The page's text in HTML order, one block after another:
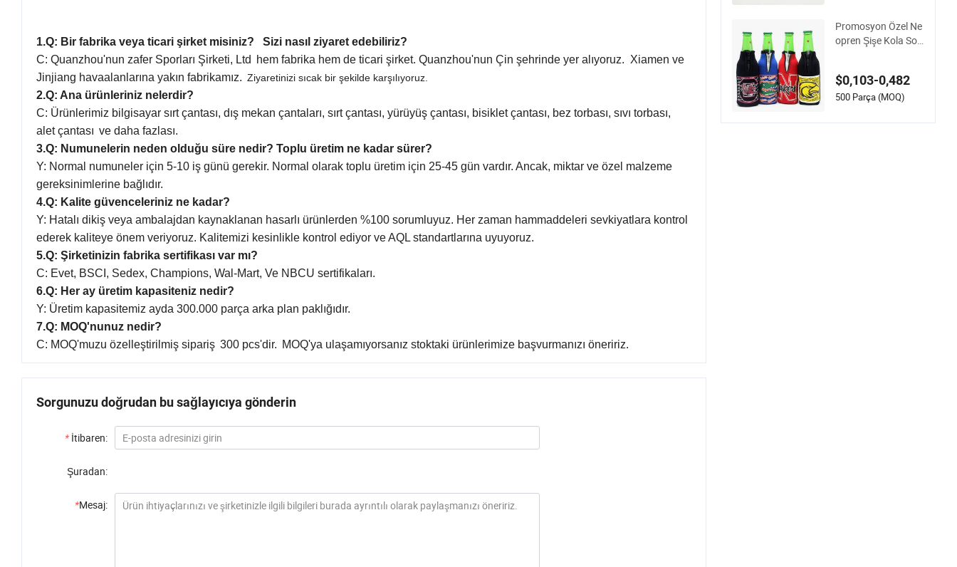
1.Q: Bir fabrika veya ticari şirket misiniz? Sizi nasıl ziyaret edebiliriz?
C: Quanzhou'nun zafer Sporları Şirketi, Ltd
hem fabrika hem de ticari şirket. Quanzhou'nun Çin şehrinde yer alıyoruz. Xiamen ve
Jinjiang havaalanlarına yakın fabrikamız. Ziyaretinizi sıcak bir şekilde karşılıyoruz.
2.Q: Ana ürünleriniz nelerdir?
C: Ürünlerimiz bilgisayar sırt çantası, dış mekan çantaları, sırt çantası, yürüyüş çantası, bisiklet çantası, bez torbası, sıvı torbası,
alet çantası ve daha fazlası.
3.Q: Numunelerin neden olduğu süre nedir? Toplu üretim ne kadar sürer?
Y: Normal numuneler için 5-10 iş günü gerekir. Normal olarak toplu üretim için 25-45 gün vardır. Ancak, miktar ve özel malzeme
gereksinimlerine bağlıdır.
4.Q: Kalite güvenceleriniz ne kadar?
Y: Hatalı dikiş veya ambalajdan kaynaklanan hasarlı ürünlerden %100 sorumluyuz. Her zaman hammaddeleri sevkiyatlara kontrol
ederek kaliteye önem veriyoruz. Kalitemizi kesinlikle kontrol ediyor ve AQL standartlarına uyuyoruz.
5.Q: Şirketinizin fabrika sertifikası var mı?
C: Evet, BSCI, Sedex, Champions, Wal-Mart, Ve NBCU sertifikaları.
6.Q: Her ay üretim kapasiteniz nedir?
Y: Üretim kapasitemiz ayda 300.000 parça arka plan paklığıdır.
7.Q: MOQ'nunuz nedir?
C: MOQ'muzu özelleştirilmiş sipariş 300 pcs'dir. MOQ'ya ulaşamıyorsanız stoktaki ürünlerimize başvurmanızı öneririz.
Sorgunuzu doğrudan bu sağlayıcıya gönderin
* İtibaren:
Şuradan:
*Mesaj:
Promosyon Özel Ne
opren Şişe Kola Soğ
$0,103-0,482
500 Parça (MOQ)